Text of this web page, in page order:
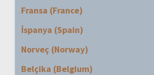
Fransa (France)
İspanya (Spain)
Norveç (Norway)
Belçika (Belgium)